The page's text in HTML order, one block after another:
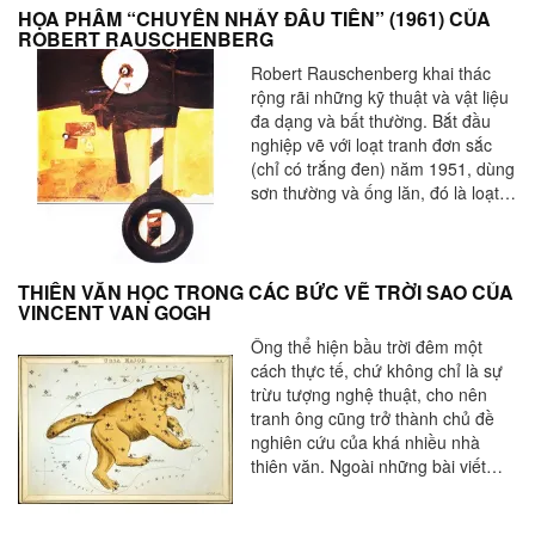
những kỹ thuật là: cắt dán, ảo
tưởng, cào, cạo, in phết
décalcomanie – và dao động hay
đung đưa.
HỌA PHẨM “CHUYẾN NHẢY ĐẦU TIÊN” (1961) CỦA
ROBERT RAUSCHENBERG
Robert Rauschenberg khai thác
rộng rãi những kỹ thuật và vật liệu
đa dạng và bất thường. Bắt đầu
nghiệp vẽ với loạt tranh đơn sắc
(chỉ có trắng đen) năm 1951, dùng
sơn thường và ống lăn, đó là loạt
phủ lên một nước sơn (giống như
THIÊN VĂN HỌC TRONG CÁC BỨC VẼ TRỜI SAO CỦA
VINCENT VAN GOGH
Ông thể hiện bầu trời đêm một
cách thực tế, chứ không chỉ là sự
trừu tượng nghệ thuật, cho nên
tranh ông cũng trở thành chủ đề
nghiên cứu của khá nhiều nhà
thiên văn. Ngoài những bài viết